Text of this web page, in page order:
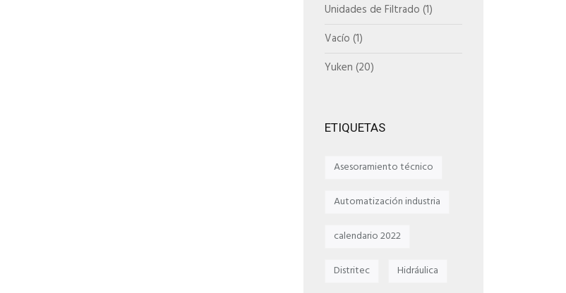
Unidades de Filtrado (1)
Vacío (1)
Yuken (20)
ETIQUETAS
Asesoramiento técnico
Automatización industria
calendario 2022
Distritec Hidráulica